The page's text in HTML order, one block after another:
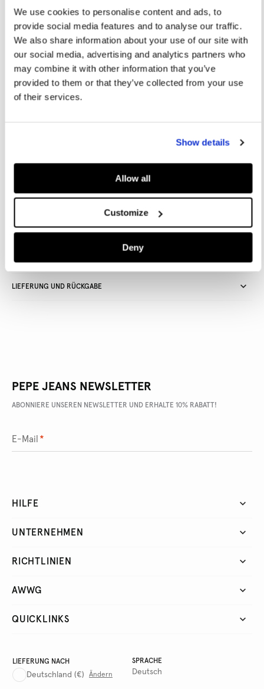
We use cookies to personalise content and ads, to
provide social media features and to analyse our traffic.
We also share information about your use of our site with
our social media, advertising and analytics partners who
may combine it with other information that you’ve
provided to them or that they’ve collected from your use
of their services.
Show details
Allow all
Customize
Deny
LÄNGE AUSWÄHLEN:
30 32 34
Model trägt: 32Größe des Models: 1.88 m
Lieferung in 3-5
Kostenlose Abholung
Kostenlose lieferung ab 80€.
ARTIKEL DETAILS
LIEFERUNG UND RÜCKGABE
PEPE JEANS NEWSLETTER
ABONNIERE UNSEREN NEWSLETTER UND ERHALTE 10% RABATT!
E-Mail *
HILFE
UNTERNEHMEN
RICHTLINIEN
AWWG
QUICKLINKS
LIEFERUNG NACH
Deutschland (€) Ändern
SPRACHE
Deutsch